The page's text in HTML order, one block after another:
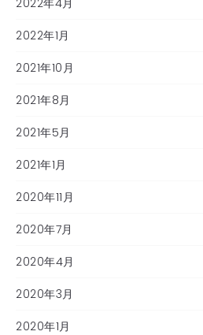
2022年4月
2022年1月
2021年10月
2021年8月
2021年5月
2021年1月
2020年11月
2020年7月
2020年4月
2020年3月
2020年1月